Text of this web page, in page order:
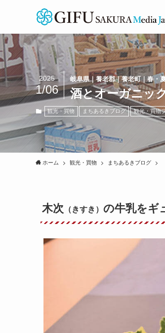
岐阜県｜養老郡｜養老町｜春・
酒とオーガニッ
2025
1/06
観光・買物 まちあるきブログ 観光・買物
ホーム 観光・買物 まちあるきブログ
木次 （きすき） の牛乳をギ